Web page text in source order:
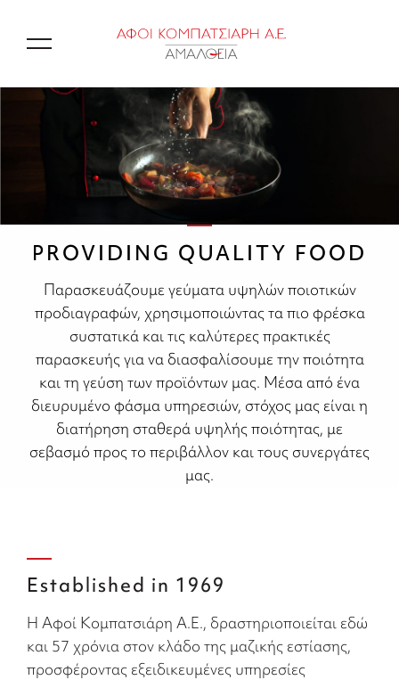
PROVIDING QUALITY FOOD
Παρασκευάζουμε γεύματα υψηλών ποιοτικών
προδιαγραφών, χρησιμοποιώντας τα πιο φρέσκα
συστατικά και τις καλύτερες πρακτικές
παρασκευής για να διασφαλίσουμε την ποιότητα
και τη γεύση των προϊόντων μας. Μέσα από ένα
διευρυμένο φάσμα υπηρεσιών, στόχος μας είναι η
διατήρηση σταθερά υψηλής ποιότητας, με
σεβασμό προς το περιβάλλον και τους συνεργάτες
μας.
Established in 1969
Η Αφοί Κομπατσιάρη Α.Ε., δραστηριοποιείται εδώ
και 57 χρόνια στον κλάδο της μαζικής εστίασης,
προσφέροντας εξειδικευμένες υπηρεσίες